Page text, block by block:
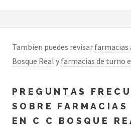
Tambien puedes revisar farmacias
Bosque Real y farmacias de turno
PREGUNTAS
SOBRE FARMACIAS
EN C C BOSQUE